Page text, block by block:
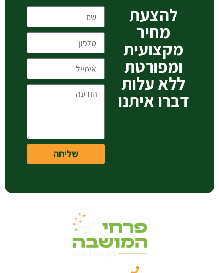
להצעת
מחיר
מקצועית
ומפורטת
ללא עלות
דברו איתנו
שליחה